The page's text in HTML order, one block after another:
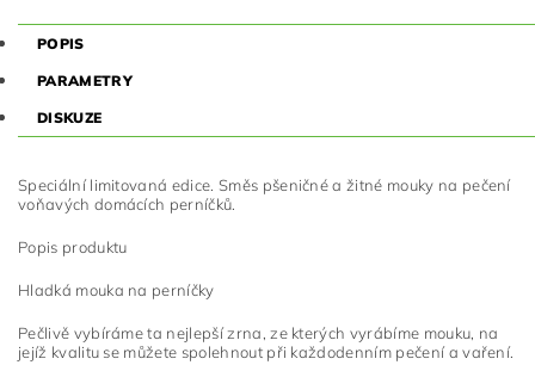
POPIS
PARAMETRY
DISKUZE
Speciální limitovaná edice. Směs pšeničné a žitné mouky na pečení
voňavých domácích perníčků.
Popis produktu
Hladká mouka na perníčky
Pečlivě vybíráme ta nejlepší zrna, ze kterých vyrábíme mouku, na
jejíž kvalitu se můžete spolehnout při každodenním pečení a vaření.